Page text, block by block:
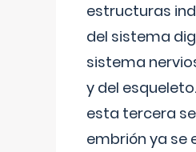
estructuras
del sistema
sistema
y del
esta tercera
embrión ya se